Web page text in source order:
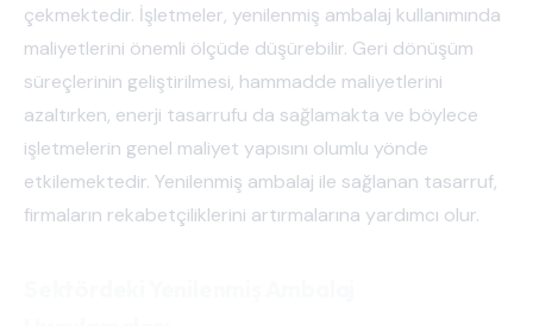
çekmektedir. İşletmeler, yenilenmiş ambalaj kullanımında
maliyetlerini önemli ölçüde düşürebilir. Geri dönüşüm
süreçlerinin geliştirilmesi, hammadde maliyetlerini
azaltırken, enerji tasarrufu da sağlamakta ve böylece
işletmelerin genel maliyet yapısını olumlu yönde
etkilemektedir. Yenilenmiş ambalaj ile sağlanan tasarruf,
firmaların rekabetçiliklerini artırmalarına yardımcı olur.